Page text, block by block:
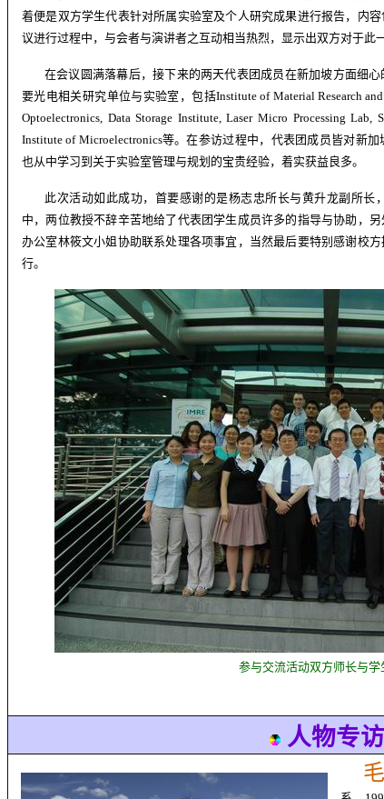
着便是双方学生代表针对所属实验室及个人研究成果进行报告，内
议进行过程中，与会者与演讲者之互动相当热烈，显示出双方对于此
在会议圆满落幕后，接下来的两天代表团成员在新加坡方面细
要光电相关研究单位与实验室，包括Institute of Material Research
Optoelectronics, Data Storage Institute, Laser Micro Processing
Institute of Microelectronics等。在参访过程中，代表团成员皆对新加
也从中学习到关于实验室管理与规划的宝贵经验，着实获益良多。
此次活动如此成功，首要感谢的是杨志忠所长与黄升龙副所
中，两位教授不辞辛苦地给了代表团学生成员许多的指导与协助，
办公室林筱文小姐协助联系处理各项事宜，当然最后要特别感谢校
行。
参与交流活动双方师长与学
人物专访